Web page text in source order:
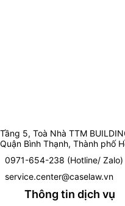
Tầng 5, Toà Nhà TTM
Quận Bình Thạnh, Thành phố
0971-654-238 (Hotline/ Zalo)
service.center@caselaw.vn
Thông tin dịch vụ